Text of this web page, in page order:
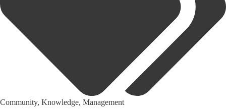
Community, Knowledge, Management